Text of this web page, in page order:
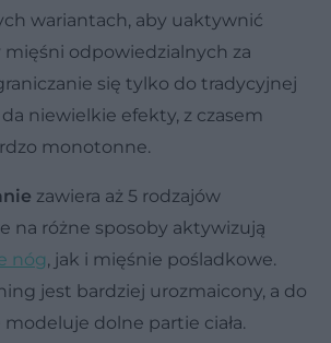
wariantach, aby uaktywnić
odpowiedzialnych za
się tylko do tradycyjnej
niewielkie efekty, z czasem
monotonne.
zawiera aż 5 rodzajów
na różne sposoby aktywizują
nóg, jak i mięśnie pośladkowe.
jest bardziej urozmaicony, a do
dolne partie ciała.